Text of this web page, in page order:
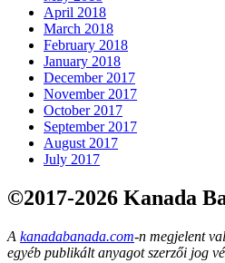
April 2018
March 2018
February 2018
January 2018
December 2017
November 2017
October 2017
September 2017
August 2017
July 2017
©2017-2026 Kanada
A kanadabanada.com-n megjelent
egyéb publikált anyagot szerzői jog